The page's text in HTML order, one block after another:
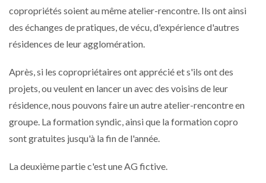
copropriétés soient au même atelier-rencontre. Ils ont ainsi
des échanges de pratiques, de vécu, d'expérience d'autres
résidences de leur agglomération.
Après, si les copropriétaires ont apprécié et s'ils ont des
projets, ou veulent en lancer un avec des voisins de leur
résidence, nous pouvons faire un autre atelier-rencontre en
groupe. La formation syndic, ainsi que la formation copro
sont gratuites jusqu'à la fin de l'année.
La deuxième partie c'est une AG fictive.